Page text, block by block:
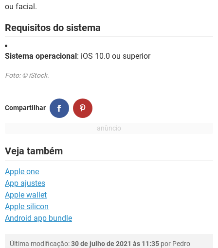
ou facial.
Requisitos do sistema
Sistema operacional: iOS 10.0 ou superior
Foto: © iStock.
Compartilhar
Veja também
Apple one
App ajustes
Apple wallet
Apple silicon
Android app bundle
Última modificação:30 de julho de 2021 às 11:35 por Pedro